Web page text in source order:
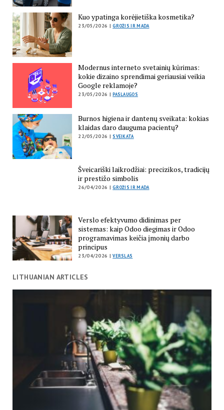
Kuo ypatinga korėjietiška kosmetika?
23/05/2026 |GROŽIS IR MADA
Modernus interneto svetainių kūrimas:
kokie dizaino sprendimai geriausiai veikia
Google reklamoje?
23/05/2026 |PASLAUGOS
Burnos higiena ir dantenų sveikata: kokias
klaidas daro dauguma pacientų?
22/05/2026 |SVEIKATA
Šveicariški laikrodžiai: precizikos, tradicijų
ir prestižo simbolis
26/04/2026 |GROŽIS IR MADA
Verslo efektyvumo didinimas per
sistemas: kaip Odoo diegimas ir Odoo
programavimas keičia įmonių darbo
principus
23/04/2026 |VERSLAS
LITHUANIAN ARTICLES